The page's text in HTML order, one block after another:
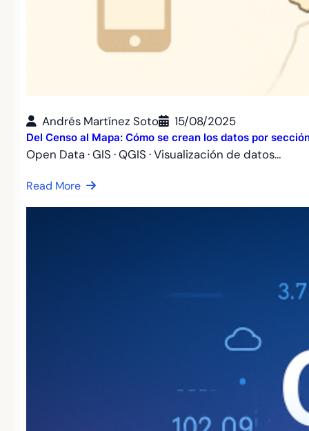
Andrés Martínez Soto 15/08/2025
Del Censo al Mapa: Cómo se crean los datos por
Open Data · GIS · QGIS · Visualización de datos…
Read More